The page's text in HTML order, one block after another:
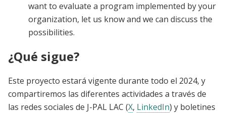
want to evaluate a program implemented by your
organization, let us know and we can discuss the
possibilities.
¿Qué sigue?
Este proyecto estará vigente durante todo el 2024, y
compartiremos las diferentes actividades a través de
las redes sociales de J-PAL LAC (X, LinkedIn) y boletines